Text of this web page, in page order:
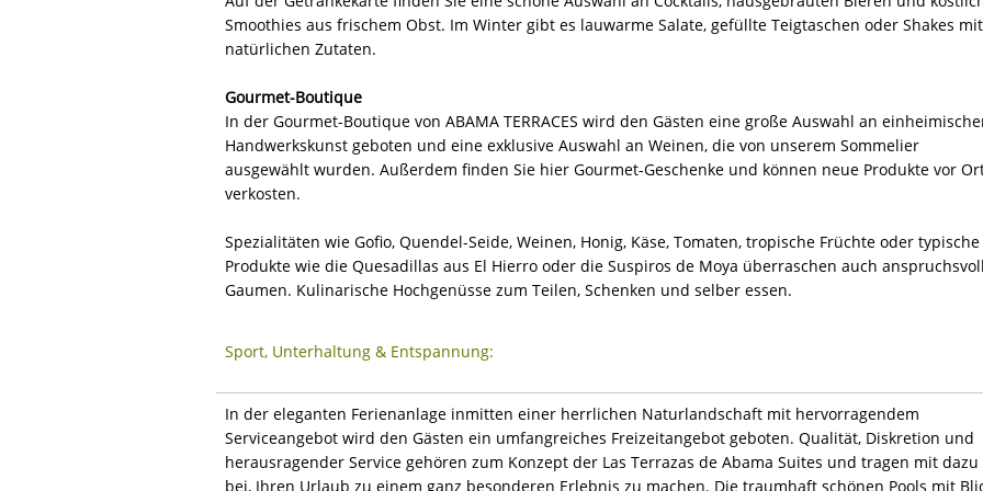
Smoothies aus frischem Obst. Im Winter gibt es lauwarme Salate, gefüllte Teigtaschen oder Shakes mit
natürlichen Zutaten.
Gourmet-Boutique
In der Gourmet-Boutique von ABAMA TERRACES wird den Gästen eine große Auswahl an
Handwerkskunst geboten und eine exklusive Auswahl an Weinen, die von unserem Sommelier
ausgewählt wurden. Außerdem finden Sie hier Gourmet-Geschenke und können neue Produkte vor
verkosten.
Spezialitäten wie Gofio, Quendel-Seide, Weinen, Honig, Käse, Tomaten, tropische Früchte oder typische
Produkte wie die Quesadillas aus El Hierro oder die Suspiros de Moya überraschen auch
Gaumen. Kulinarische Hochgenüsse zum Teilen, Schenken und selber essen.
Sport, Unterhaltung & Entspannung:
In der eleganten Ferienanlage inmitten einer herrlichen Naturlandschaft mit hervorragendem
Serviceangebot wird den Gästen ein umfangreiches Freizeitangebot geboten. Qualität, Diskretion und
herausragender Service gehören zum Konzept der Las Terrazas de Abama Suites und tragen mit dazu
bei, Ihren Urlaub zu einem ganz besonderen Erlebnis zu machen. Die traumhaft schönen Pools mit